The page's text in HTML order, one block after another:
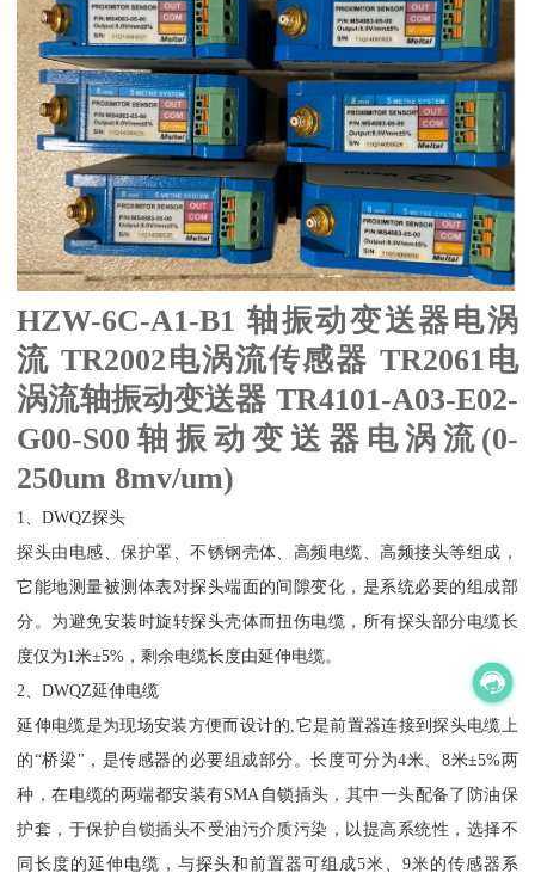
HZW-6C-A1-B1 轴振动变送器电涡
流 TR2002电涡流传感器 TR2061电
涡流轴振动变送器 TR4101-A03-E02-
G00-S00轴振动变送器电涡流 (0-
250um 8mv/um)
1、DWQZ探头
探头由电感、保护罩、不锈钢壳体、高频电缆、高频接头等组成，
它能地测量被测体表对探头端面的间隙变化，是系统必要的组成部
分。为避免安装时旋转探头壳体而扭伤电缆，所有探头部分电缆长
度仅为1米±5%，剩余电缆长度由延伸电缆。
2、DWQZ延伸电缆
延伸电缆是为现场安装方便而设计的,它是前置器连接到探头电缆上
的“桥梁"，是传感器的必要组成部分。长度可分为4米、8米±5%两
种，在电缆的两端都安装有SMA自锁插头，其中一头配备了防油保
护套，于保护自锁插头不受油污介质污染，以提高系统性，选择不
同长度的延伸电缆，与探头和前置器可组成5米、9米的传感器系